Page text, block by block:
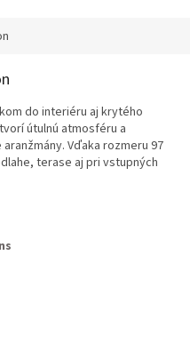
do interiéru aj krytého
útulnú atmosféru a
Vďaka rozmeru 97
terase aj pri vstupných